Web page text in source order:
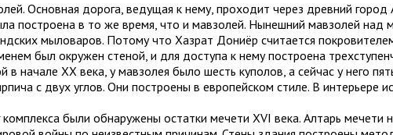
Основная дорога, ведущая к нему, проходит через древний
построена в то же время, что и мавзолей. Нынешний мавзолей
мыловаров. Потому что Хазрат Дониёр считается
был окружен стеной, и для доступа к нему построена
XX века, у мавзолея было шесть куполов, а сейчас у него
с двух углов. Они построены в европейском стиле. В интерьере
были обнаружены остатки мечети XVI века. Алтарь